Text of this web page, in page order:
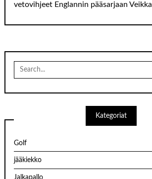
vetovihjeet Englannin pääsarjaan
for:
Kategoriat
Golf
jääkiekko
Jalkapallo